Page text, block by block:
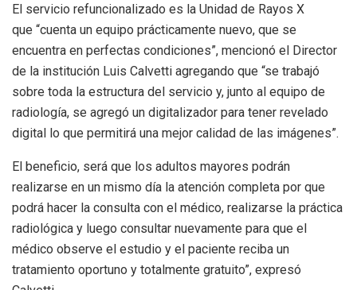
El servicio refuncionalizado es la Unidad de Rayos X
que “cuenta un equipo prácticamente nuevo, que se
encuentra en perfectas condiciones”, mencionó el Director
de la institución Luis Calvetti agregando que “se trabajó
sobre toda la estructura del servicio y, junto al equipo de
radiología, se agregó un digitalizador para tener revelado
digital lo que permitirá una mejor calidad de las imágenes”.
El beneficio, será que los adultos mayores podrán
realizarse en un mismo día la atención completa por que
podrá hacer la consulta con el médico, realizarse la práctica
radiológica y luego consultar nuevamente para que el
médico observe el estudio y el paciente reciba un
tratamiento oportuno y totalmente gratuito”, expresó